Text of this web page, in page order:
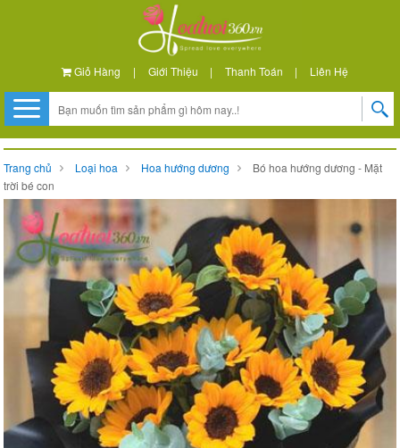
Giỏ Hàng | Giới Thiệu | Thanh Toán | Liên Hệ
Trang chủ Loại hoa Hoa hướng dương
Bó hoa hướng dương - Mặt
trời bé con